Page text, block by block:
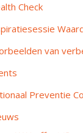
Check
van
Preventie